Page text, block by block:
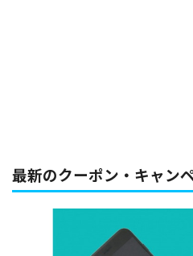
最新のクーポン・キャン